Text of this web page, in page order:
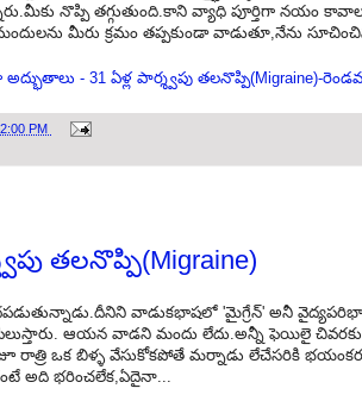
నొప్పి తగ్గుతుంది.కాని వ్యాధి పూర్తిగా నయం
మీరు క్రమం తప్పకుండా వాడుతూ,నేను
- 31 ఏళ్ల పార్శ్వపు తలనొప్పి(Migraine)-
PM
తలనొప్పి(Migraine)
వాడుకభాషలో 'మైగ్రేన్' అనీ
ఆయన వాడని మందు లేదు.అన్నీ ఫెయిలై చివరకు
రాత్రి ఒక బిళ్ళ వేసుకోకపోతే మర్నాడు లేచేసరికి
అది భరించలేక,ఏదైనా...